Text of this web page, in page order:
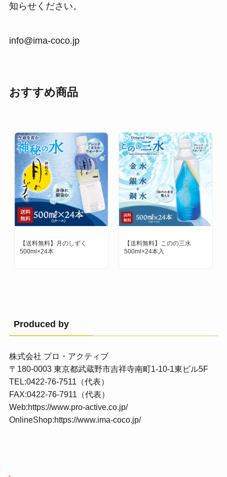
知らせください。
info@ima-coco.jp
おすすめ商品
【送料無料】月のしずく
500ml×24本
【送料無料】このの三水
500ml×24本入
Produced by
株式会社 プロ・アクティブ
〒180-0003 東京都武蔵野市吉祥寺南町1-10-1東ビル5F
TEL:0422-76-7511（代表）
FAX:0422-76-7911（代表）
Web:https://www.pro-active.co.jp/
OnlineShop:https://www.ima-coco.jp/